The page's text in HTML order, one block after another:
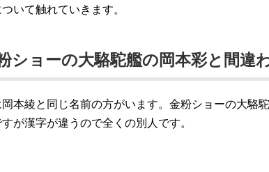
いて触れていきます。
ショーの大駱駝艦の岡本彩と間違
本綾と同じ名前の方がいます。金粉ショーの大駱
すが漢字が違うので全くの別人です。